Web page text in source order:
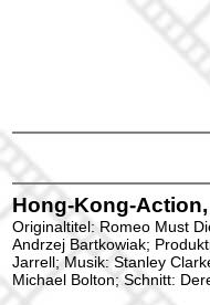
Hong-Kong-Action,
Originaltitel: Romeo Must
Andrzej Bartkowiak;
Jarrell; Musik: Stanley
Michael Bolton; Schnitt: